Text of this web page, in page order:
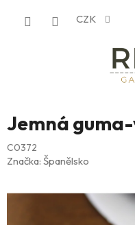
CZK
Jemná
C0372
Značka: Španělsko